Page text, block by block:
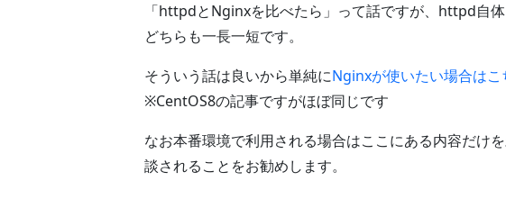
「httpdとNginxを比べたら」って話ですが、httpd自体
どちらも一長一短です。
そういう話は良いから単純にNginxが使いたい場合はこ
※CentOS8の記事ですがほぼ同じです
なお本番環境で利用される場合はここにある内容だけ
談されることをお勧めします。